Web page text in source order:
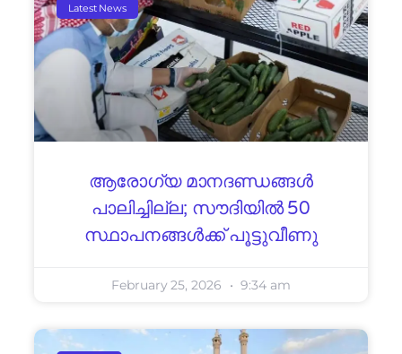
Latest News
ആരോഗ്യ മാനദണ്ഡങ്ങൾ
പാലിച്ചില്ല; സൗദിയിൽ 50
സ്ഥാപനങ്ങൾക്ക് പൂട്ടുവീണു
February 25, 2026 9:34 am